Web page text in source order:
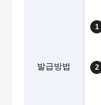
발급방법
1
2